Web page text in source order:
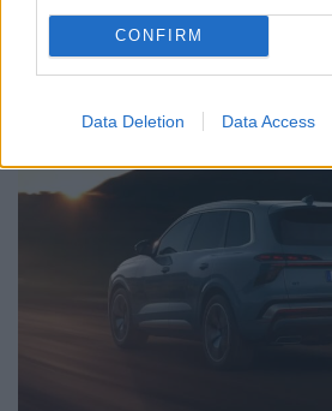
CONFIRM
Data Deletion Data Access
VIRGILIO MACHADO 07/08/2026